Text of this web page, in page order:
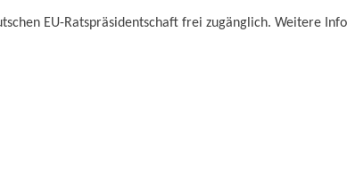
EU-Ratspräsidentschaft frei zugänglich. Weitere